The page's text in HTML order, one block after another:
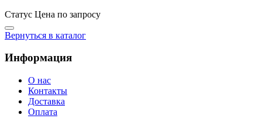
Статус Цена по запросу
Вернуться в каталог
Информация
О нас
Контакты
Доставка
Оплата